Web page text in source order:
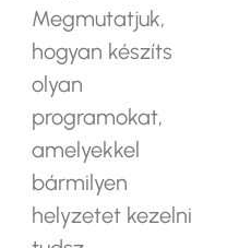
Megmutatjuk,
hogyan készíts
olyan
programokat,
amelyekkel
bármilyen
helyzetet kezelni